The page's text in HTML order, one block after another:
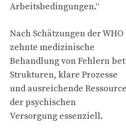
Arbeitsbedingungen.“
Nach Schätzungen der
zehnte medizinische
Behandlung von Fehlern
Strukturen, klare Prozesse
und ausreichende
der psychischen
Versorgung essenziell.